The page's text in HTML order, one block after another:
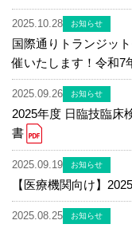
2025.10.28 お知らせ
国際通りトランジッ
催いたします！令和7
2025.09.26 お知らせ
2025年度 日臨技臨床
書
2025.09.19 お知らせ
【医療機関向け】
2025.08.25 お知らせ